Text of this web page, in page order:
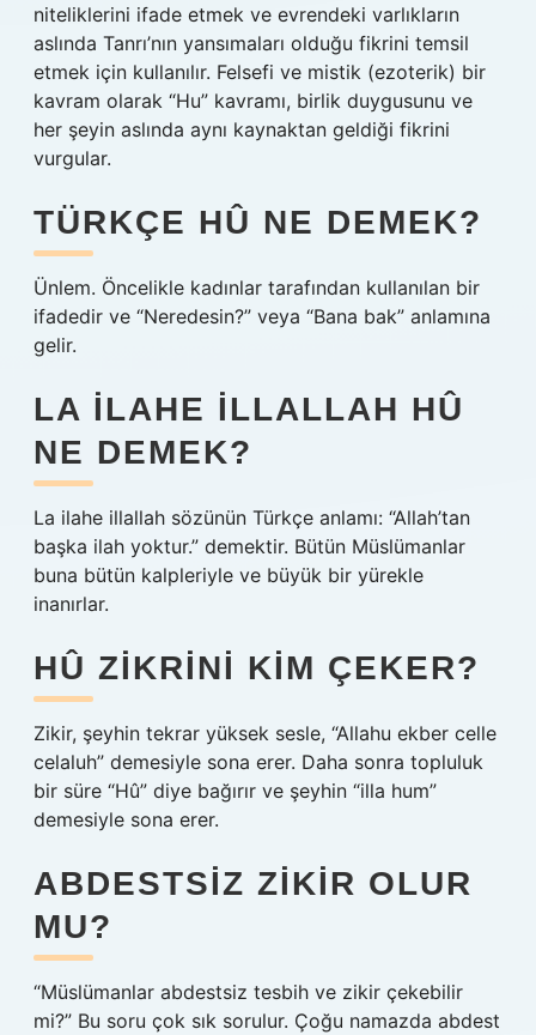
niteliklerini ifade etmek ve evrendeki varlıkların
aslında Tanrı’nın yansımaları olduğu fikrini temsil
etmek için kullanılır. Felsefi ve mistik (ezoterik) bir
kavram olarak “Hu” kavramı, birlik duygusunu ve
her şeyin aslında aynı kaynaktan geldiği fikrini
vurgular.
TÜRKÇE HÛ NE DEMEK?
Ünlem. Öncelikle kadınlar tarafından kullanılan bir
ifadedir ve “Neredesin?” veya “Bana bak” anlamına
gelir.
LA ILAHE ILLALLAH HÛ
NE DEMEK?
La ilahe illallah sözünün Türkçe anlamı: “Allah’tan
başka ilah yoktur.” demektir. Bütün Müslümanlar
buna bütün kalpleriyle ve büyük bir yürekle
inanırlar.
HÛ ZIKRINI KIM ÇEKER?
Zikir, şeyhin tekrar yüksek sesle, “Allahu ekber celle
celaluh” demesiyle sona erer. Daha sonra topluluk
bir süre “Hû” diye bağırır ve şeyhin “illa hum”
demesiyle sona erer.
ABDESTSIZ ZIKIR OLUR
MU?
“Müslümanlar abdestsiz tesbih ve zikir çekebilir
mi?” Bu soru çok sık sorulur. Çoğu namazda abdest